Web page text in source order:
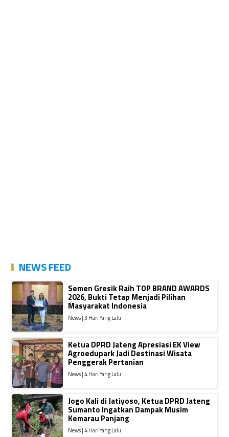
NEWS FEED
Semen Gresik Raih TOP BRAND AWARDS
2026, Bukti Tetap Menjadi Pilihan
Masyarakat Indonesia
News | 3 Hari Yang Lalu
Ketua DPRD Jateng Apresiasi EK View
Agroedupark Jadi Destinasi Wisata
Penggerak Pertanian
News | 4 Hari Yang Lalu
Jogo Kali di Jatiyoso, Ketua DPRD Jateng
Sumanto Ingatkan Dampak Musim
Kemarau Panjang
News | 4 Hari Yang Lalu